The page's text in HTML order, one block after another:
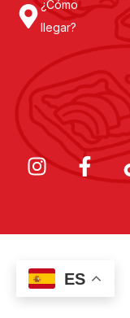
¿Cómo
llegar?
ES